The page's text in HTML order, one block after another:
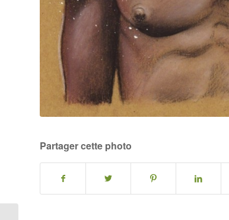
Partager cette photo